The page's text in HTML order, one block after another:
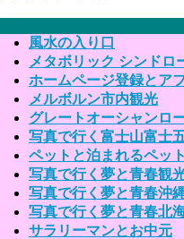
風水の入り口
メタボリック シンドロ
ホームページ登録とア
メルボルン市内観光
グレートオーシャンロ
写真で行く富士山富士
ペットと泊まれるペッ
写真で行く夢と青春観
写真で行く夢と青春沖
写真で行く夢と青春北
サラリーマンとお中元